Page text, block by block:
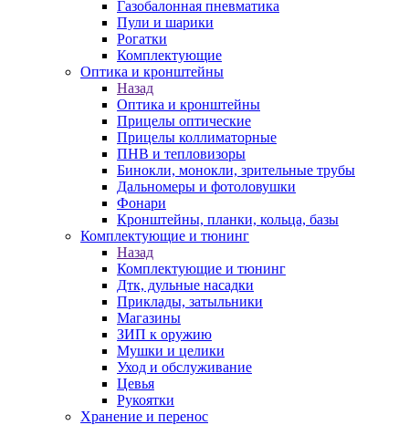
Газобалонная пневматика
Пули и шарики
Рогатки
Комплектующие
Оптика и кронштейны
Назад
Оптика и кронштейны
Прицелы оптические
Прицелы коллиматорные
ПНВ и тепловизоры
Бинокли, монокли, зрительные трубы
Дальномеры и фотоловушки
Фонари
Кронштейны, планки, кольца, базы
Комплектующие и тюнинг
Назад
Комплектующие и тюнинг
Дтк, дульные насадки
Приклады, затыльники
Магазины
ЗИП к оружию
Мушки и целики
Уход и обслуживание
Цевья
Рукоятки
Хранение и перенос